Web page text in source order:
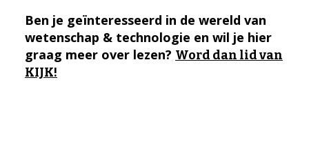
Ben je geïnteresseerd in de wereld van
wetenschap & technologie en wil je hier
graag meer over lezen? Word dan lid van
KIJK!